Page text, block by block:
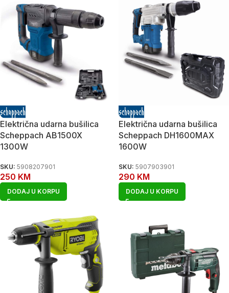
Električna udarna bušilica
Scheppach AB1500X
1300W
SKU: 5908207901
250 KM
DODAJ U KORPU
Električna udarna bušilica
Scheppach DH1600MAX
1600W
SKU: 5907903901
290 KM
DODAJ U KORPU